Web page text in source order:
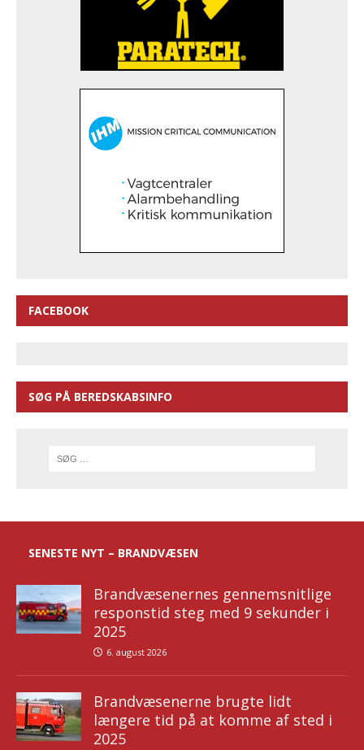
FACEBOOK
SØG PÅ BEREDSKABSINFO
SENESTE NYT – BRANDVÆSEN
Brandvæsenernes gennemsnitlige
responstid steg med 9 sekunder i
2025
6. august 2026
Brandvæsenerne brugte lidt
længere tid på at komme af sted i
2025